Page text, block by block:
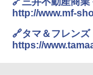
http://www.mf-
🔗タマ＆フレンズ
https://